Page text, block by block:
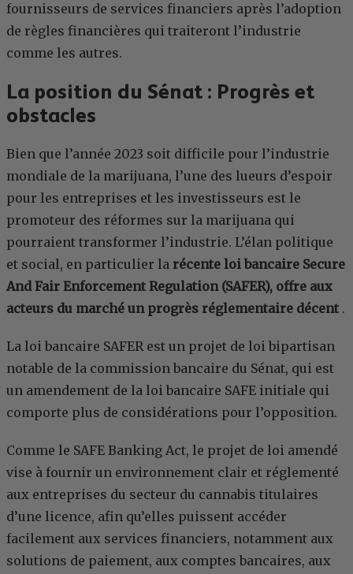
fournisseurs de services financiers après l’adoption
de règles financières qui traiteront l’industrie
comme les autres.
La position du Sénat : Progrès et
obstacles
Bien que l’année 2023 soit difficile pour l’industrie
mondiale de la marijuana, l’une des lueurs d’espoir
pour les entreprises et les investisseurs est le
promoteur des réformes sur la marijuana qui
pourraient transformer l’industrie. L’élan politique
et social, en particulier la récente loi bancaire Secure
And Fair Enforcement Regulation (SAFER), offre aux
acteurs du marché un progrès réglementaire décent .
La loi bancaire SAFER est un projet de loi bipartisan
notable de la commission bancaire du Sénat, qui est
un amendement de la loi bancaire SAFE initiale qui
comporte plus de considérations pour l’opposition.
Comme le SAFE Banking Act, le projet de loi amendé
vise à fournir un environnement clair et réglementé
aux entreprises du secteur du cannabis titulaires
d’une licence, afin qu’elles puissent accéder
facilement aux services financiers, notamment aux
solutions de paiement, aux comptes bancaires, aux